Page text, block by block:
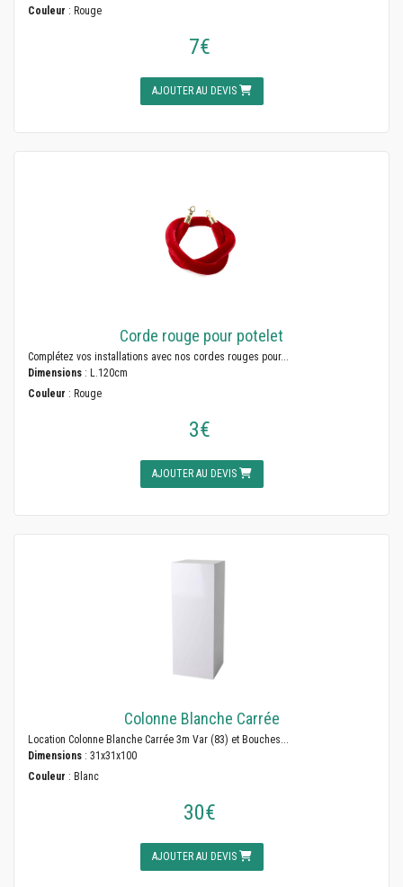
Couleur : Rouge
7€
AJOUTER AU DEVIS
Corde rouge pour potelet
Complétez vos installations avec nos cordes rouges pour...
Dimensions : L.120cm
Couleur : Rouge
3€
AJOUTER AU DEVIS
Colonne Blanche Carrée
Location Colonne Blanche Carrée 3m Var (83) et Bouches...
Dimensions : 31x31x100
Couleur : Blanc
30€
AJOUTER AU DEVIS